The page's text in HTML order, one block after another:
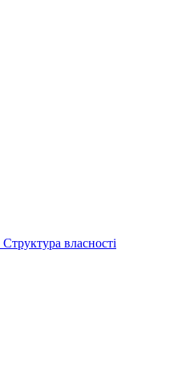
Структура власності